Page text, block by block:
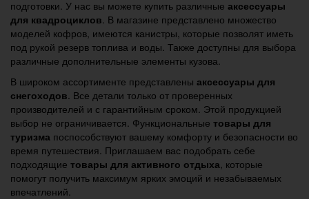
подготовки. У нас вы можете купить различные аксессуары
для квадроциклов . В магазине представлено множество
моделей кофров, имеются канистры, которые позволят иметь
под рукой резерв топлива и воды. Также доступны для выбора
различные дополнительные элементы кузова.
В широком ассортименте представлены аксессуары для
снегоходов . Все детали только от проверенных
производителей и с гарантийным сроком. Этой продукцией
выбор не ограничивается. Функциональные товары для
туризма поспособствуют вашему комфорту и безопасности во
время путешествия. Приглашаем вас подобрать себе
подходящие товары для активного отдыха , которые
помогут получить максимум ярких эмоций и незабываемых
впечатлений.